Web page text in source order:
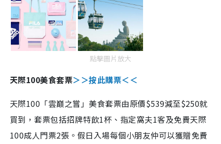
點擊圖片放大
天際100美食套票＞＞按此購票＜＜
天際100「雲巔之嘗」美食套票由原價$539減至$250就
買到，套票包括招牌特飲1杯、指定窩夫1客及免費天際
100成人門票2張。假日入場每個小朋友仲可以獲贈免費